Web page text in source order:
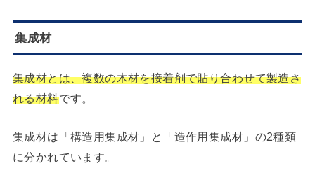
集成材
集成材とは、複数の木材を接着剤で貼り合わせて製造さ
れる材料です。
集成材は「構造用集成材」と「造作用集成材」の2種類
に分かれています。